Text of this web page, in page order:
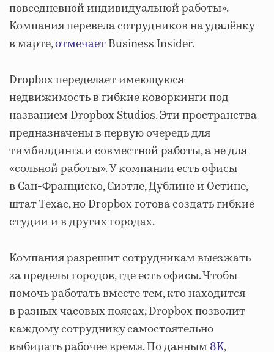
повседневной индивидуальной работы».
Компания перевела сотрудников на удалёнку
в марте,отмечаетBusiness Insider.
Dropbox переделает имеющуюся
недвижимость в гибкие коворкинги под
названием Dropbox Studios. Эти пространства
предназначены в первую очередь для
тимбилдинга и совместной работы, а не для
«сольной работы». У компании есть офисы
в Сан-Франциско, Сиэтле, Дублине и Остине,
штат Техас, но Dropbox готова создать гибкие
студии и в других городах.
Компания разрешит сотрудникам выезжать
за пределы городов, где есть офисы. Чтобы
помочь работать вместе тем, кто находится
в разных часовых поясах, Dropbox позволит
каждому сотруднику самостоятельно
выбирать рабочее время. По данным 8K,